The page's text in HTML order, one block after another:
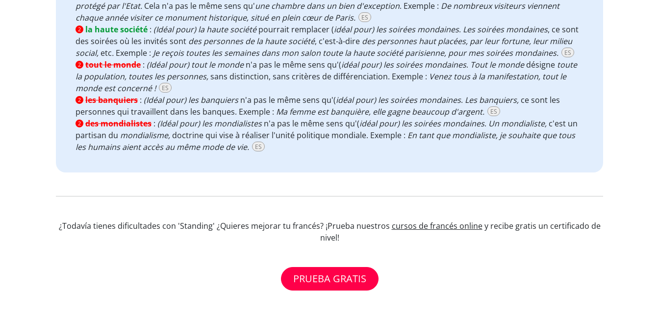
protégé par l'Etat. Cela n'a pas le même sens qu'une chambre dans un bien d'exception. Exemple : De nombreux visiteurs viennent
chaque année visiter ce monument historique, situé en plein cœur de Paris.
ES
2 la haute société : (Idéal pour) la haute sociétépourrait remplacer (idéal pour) les soirées mondaines. Les soirées mondaines, ce sont
des soirées où les invités sont des personnes de la haute société, c'est-à-dire des personnes haut placées, par leur fortune, leur milieu
social, etc. Exemple : Je reçois toutes les semaines dans mon salon toute la haute société parisienne, pour mes soirées mondaines. ES
2 tout le monde : (Idéal pour) tout le monden'a pas le même sens qu'(idéal pour) les soirées mondaines. Tout le mondedésigne toute
la population, toutes les personnes,sans distinction, sans critères de différenciation. Exemple : Venez tous à la manifestation, tout le
monde est concerné !
ES
2 les banquiers : (Idéal pour) les banquiersn'a pas le même sens qu'(idéal pour) les soirées mondaines. Les banquiers, ce sont les
personnes qui travaillent dans les banques. Exemple : Ma femme est banquière, elle gagne beaucoup d'argent. ES
2 des mondialistes : (Idéal pour) les mondialistesn'a pas le même sens qu'(idéal pour) les soirées mondaines. Un mondialiste, c'est un
partisan du mondialisme, doctrine qui vise à réaliser l'unité politique mondiale. Exemple : En tant que mondialiste, je souhaite que tous
les humains aient accès au même mode de vie.
ES
¿Todavía tienes dificultades con 'Standing' ¿Quieres mejorar tu francés? ¡Prueba nuestros cursos de francés onliney recibe gratis un certificado de
nivel!
PRUEBA GRATIS